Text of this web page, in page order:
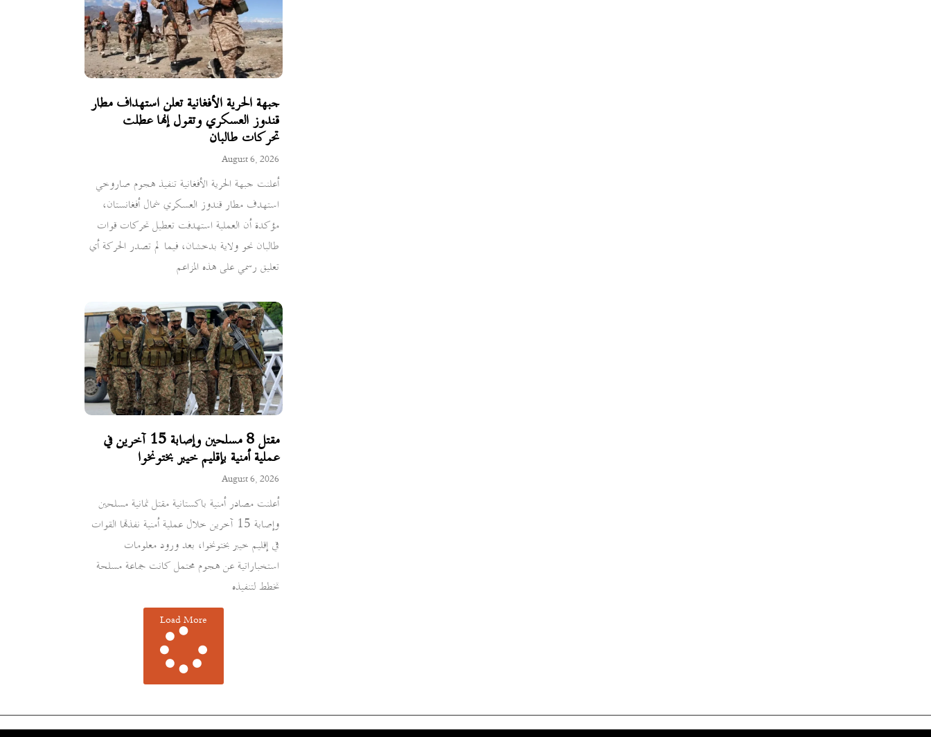
جبهة الحرية الأفغانية تعلن استهداف مطار
قندوز العسكري وتقول إنها عطلت
تحركات طالبان
August 6, 2026
أعلنت جبهة الحرية الأفغانية تنفيذ هجوم صاروخي
استهدف مطار قندوز العسكري شمال أفغانستان،
مؤكدة أن العملية استهدفت تعطيل تحركات قوات
طالبان نحو ولاية بدخشان، فيما لم تصدر الحركة أي
تعليق رسمي على هذه المزاعم
مقتل 8 مسلحين وإصابة 15 آخرين في
عملية أمنية بإقليم خيبر بختونخوا
August 6, 2026
أعلنت مصادر أمنية باكستانية مقتل ثمانية مسلحين
وإصابة 15 آخرين خلال عملية أمنية نفذتها القوات
في إقليم خيبر بختونخوا، بعد ورود معلومات
استخباراتية عن هجوم محتمل كانت جماعة مسلحة
تخطط لتنفيذه
Load More